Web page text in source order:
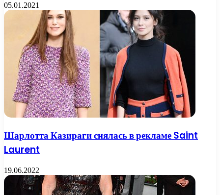
05.01.2021
Шарлотта Казираги снялась в рекламе Saint
Laurent
19.06.2022